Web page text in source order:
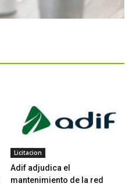
Licitacion
Adif adjudica el
mantenimiento de la red